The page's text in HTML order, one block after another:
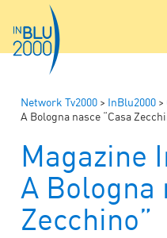
Network Tv2000 > InBlu2000 >
A Bologna nasce “Casa
Magazine
A Bologna
Zecchino”